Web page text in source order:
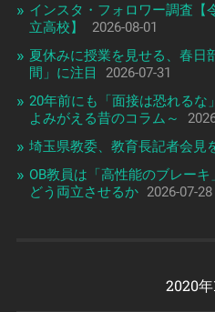
インスタ・フォロワー調査
立高校】
2026-08-01
夏休みに授業を見せる、春日
間」に注目
2026-07-31
20年前にも「面接は恐れるな
よみがえる昔のコラム～
埼玉県教委、教育長記者会見
OB教員は「高性能のブレー
どう両立させるか 2026-07-28
2020年